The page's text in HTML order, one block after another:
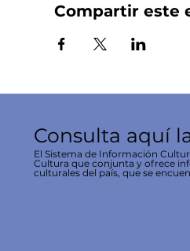
Compartir este
Consulta aquí
El Sistema de Información
Cultura que conjunta y ofrece
culturales del país, que se